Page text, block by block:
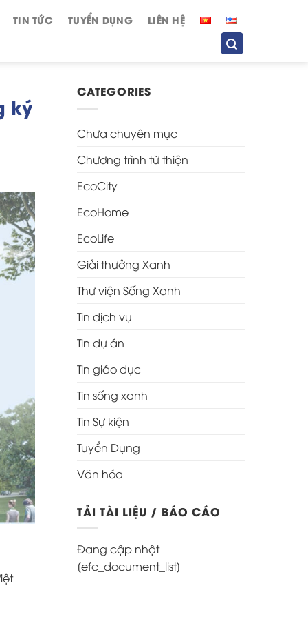
TIN TỨC TUYỂN DỤNG LIÊN HỆ
ký
–
CATEGORIES
Chưa chuyên mục
Chương trình từ thiện
EcoCity
EcoHome
EcoLife
Giải thưởng Xanh
Thư viện Sống Xanh
Tin dịch vụ
Tin dự án
Tin giáo dục
Tin sống xanh
Tin Sự kiện
Tuyển Dụng
Văn hóa
TẢI TÀI LIỆU / BÁO CÁO
Đang cập nhật
[efc_document_list]